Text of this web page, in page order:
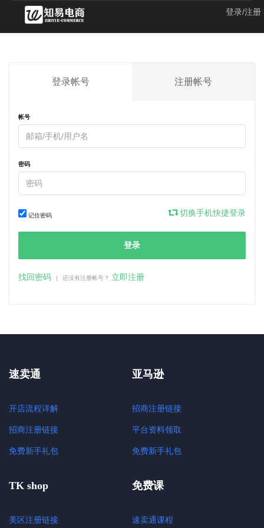
登录/注册
登录帐号 注册帐号
帐号
密码
记住密码 切换手机快捷登录
登录
找回密码 | 还没有注册帐号？ 立即注册
速卖通
开店流程详解
招商注册链接
免费新手礼包
亚马逊
招商注册链接
平台资料领取
免费新手礼包
TK shop
美区注册链接
免费课
速卖通课程